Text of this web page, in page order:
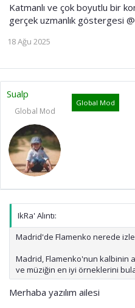
Katmanlı ve çok boyutlu bir
gerçek uzmanlık göstergesi
18 Ağu 2025
Sualp
Global Mod
Global Mod
IkRa' Alıntı:
Madrid'de Flamenko nerede
Madrid, Flamenko'nun kalbinin
ve müziğin en iyi örneklerini
Merhaba yazılım ailesi